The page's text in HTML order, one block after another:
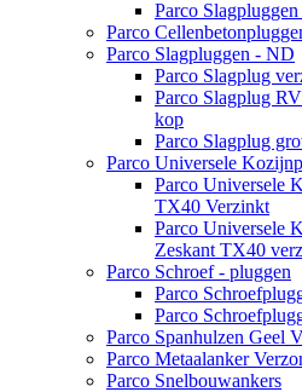
Parco
Parco
Parco Slagpluggen - ND
Parco Slagplug
Parco Slagplug
kop
Parco Slagplug
Parco Universele
Parco Universele
TX40 Verzinkt
Parco Universele
Zeskant TX40
Parco Schroef - pluggen
Parco
Parco
Parco Spanhulzen Geel
Parco Metaalanker
Parco Snelbouwankers